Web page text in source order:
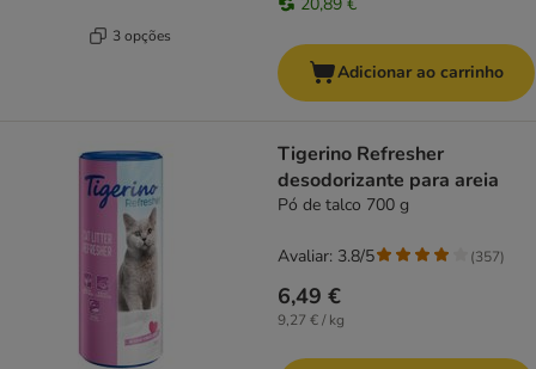
3 opções
Adicionar ao carrinho
Tigerino Refresher
desodorizante para areia
Pó de talco 700 g
6,49 €
9,27 € / kg
Avaliar: 3.8/5 (357)